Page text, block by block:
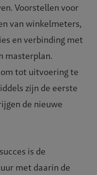
Voorstellen voor
van winkelmeters,
en verbinding met
masterplan.
tot uitvoering te
zijn de eerste
de nieuwe
is de
met daarin de